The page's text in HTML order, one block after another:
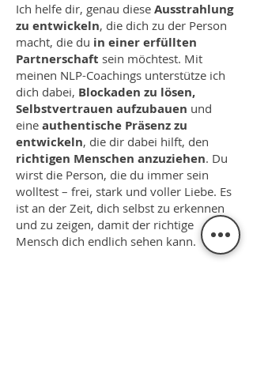
Ich helfe dir, genau diese Ausstrahlung
zu entwickeln, die dich zu der Person
macht, die du in einer erfüllten
Partnerschaft sein möchtest. Mit
meinen NLP-Coachings unterstütze ich
dich dabei, Blockaden zu lösen,
Selbstvertrauen aufzubauen und
eine authentische Präsenz zu
entwickeln, die dir dabei hilft, den
richtigen Menschen anzuziehen. Du
wirst die Person, die du immer sein
wolltest – frei, stark und voller Liebe. Es
ist an der Zeit, dich selbst zu erkennen
und zu zeigen, damit der richtige
Mensch dich endlich sehen kann.